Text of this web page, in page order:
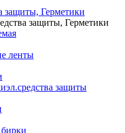
защиты, Герметики
защиты, Герметики
ленты
защиты